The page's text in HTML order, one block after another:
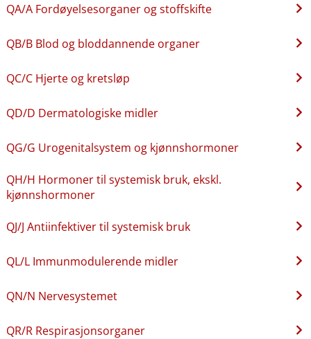
QA​/​A Fordøyelsesorganer og stoffskifte
QB​/​B Blod og bloddannende organer
QC​/​C Hjerte og kretsløp
QD​/​D Dermatologiske midler
QG​/​G Urogenitalsystem og kjønnshormoner
QH​/​H Hormoner til systemisk bruk, ekskl.
kjønnshormoner
QJ​/​J Antiinfektiver til systemisk bruk
QL​/​L Immunmodulerende midler
QN​/​N Nervesystemet
QR​/​R Respirasjonsorganer